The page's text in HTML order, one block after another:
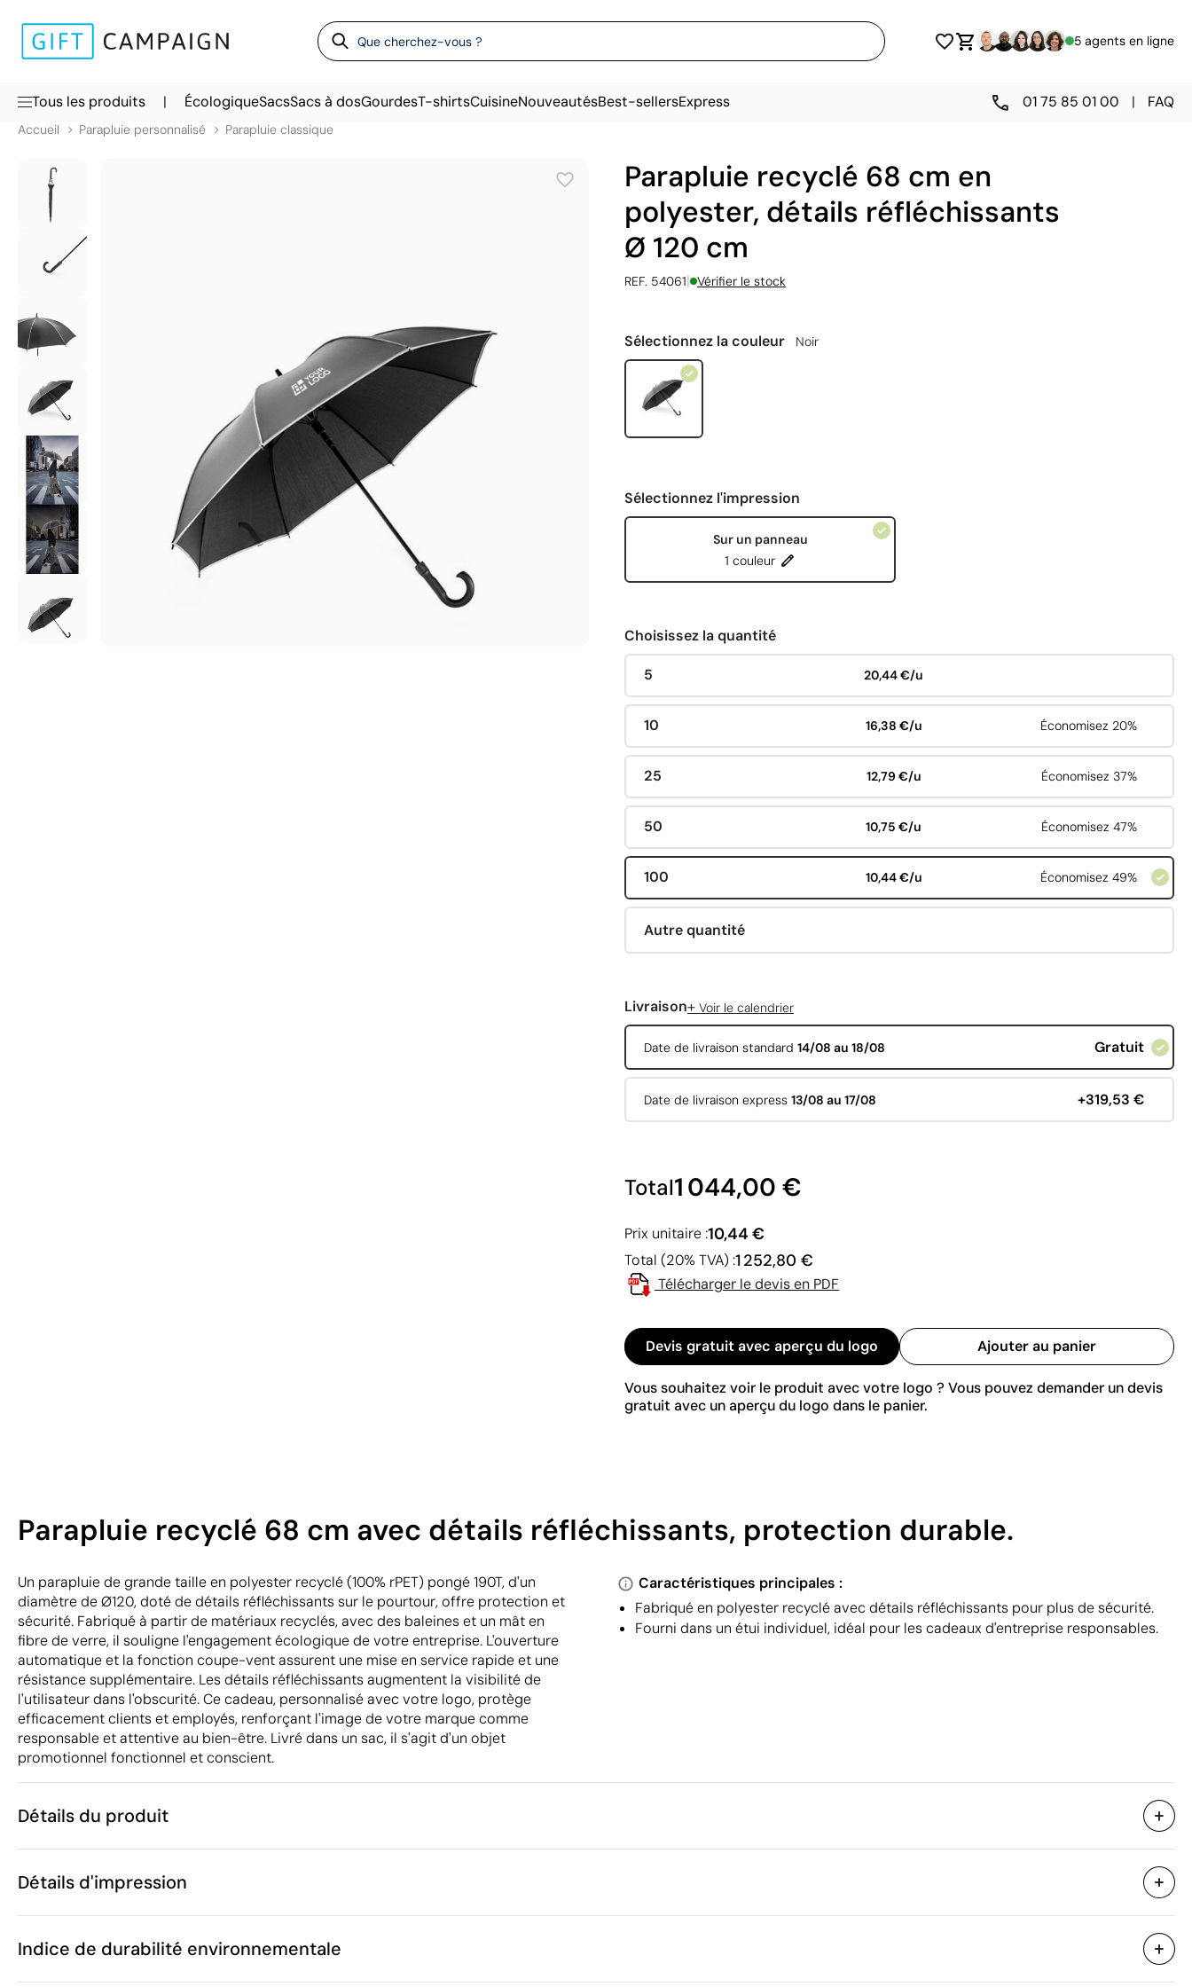
5 agents en ligne
Tous les produits | ÉcologiqueSacsSacs à dosGourdesT-shirtsCuisineNouveautésBest-sellersExpress 01 75 85 01 00 | FAQ
Accueil Parapluie personnalisé Parapluie classique
Parapluie recyclé 68 cm en
polyester, détails réfléchissants
Ø 120 cm
REF. 54061| Vérifier le stock
Sélectionnez la couleur Noir
Sélectionnez l'impression
Sur un panneau
1 couleur
Choisissez la quantité
5 20,44 €/u
10 16,38 €/u Économisez 20%
25 12,79 €/u Économisez 37%
50 10,75 €/u Économisez 47%
100 10,44 €/u Économisez 49%
Autre quantité
Livraison+ Voir le calendrier
Date de livraison standard 14/08 au 18/08 Gratuit
Date de livraison express 13/08 au 17/08 +319,53 €
Total1 044,00 €
Prix unitaire :10,44 €
Total (20% TVA) :1 252,80 €
Télécharger le devis en PDF
Devis gratuit avec aperçu du logo Ajouter au panier
Vous souhaitez voir le produit avec votre logo ? Vous pouvez demander un devis
gratuit avec un aperçu du logo dans le panier.
Parapluie recyclé 68 cm avec détails réfléchissants, protection durable.
Un parapluie de grande taille en polyester recyclé (100% rPET) pongé 190T, d'un
diamètre de Ø120, doté de détails réfléchissants sur le pourtour, offre protection et
sécurité. Fabriqué à partir de matériaux recyclés, avec des baleines et un mât en
fibre de verre, il souligne l'engagement écologique de votre entreprise. L'ouverture
automatique et la fonction coupe-vent assurent une mise en service rapide et une
résistance supplémentaire. Les détails réfléchissants augmentent la visibilité de
l'utilisateur dans l'obscurité. Ce cadeau, personnalisé avec votre logo, protège
efficacement clients et employés, renforçant l'image de votre marque comme
responsable et attentive au bien-être. Livré dans un sac, il s'agit d'un objet
promotionnel fonctionnel et conscient.
Caractéristiques principales :
Fabriqué en polyester recyclé avec détails réfléchissants pour plus de sécurité.
Fourni dans un étui individuel, idéal pour les cadeaux d'entreprise responsables.
Détails du produit
Caractéristiques
Code du produit
Taille
ø120 x 94 cm
Poids
664 g
Emballage
Poids de la boîte extérieure
18 kg
Détails d'impression
Indice de durabilité environnementale